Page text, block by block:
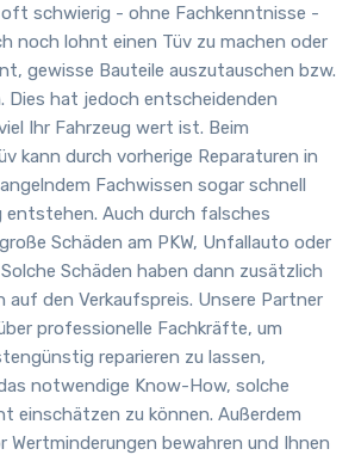
schwierig - ohne Fachkenntnisse -
noch lohnt einen Tüv zu machen oder
gewisse Bauteile auszutauschen bzw.
Dies hat jedoch entscheidenden
Ihr Fahrzeug wert ist. Beim
kann durch vorherige Reparaturen in
Fachwissen sogar schnell
entstehen. Auch durch falsches
Schäden am PKW, Unfallauto oder
Schäden haben dann zusätzlich
auf den Verkaufspreis. Unsere Partner
professionelle Fachkräfte, um
reparieren zu lassen,
notwendige Know-How, solche
einschätzen zu können. Außerdem
Wertminderungen bewahren und Ihnen